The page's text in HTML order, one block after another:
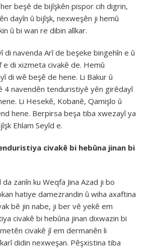
beşê de bijîşkên pispor cih digrin,
dayîn û bijîşk, nexweşên ji hemû
û bi wan re dibin alîkar.
di navenda Arî de beşeke bingehîn e û
di xizmeta civakê de. Hemû
di wê beşê de hene. Li Bakur û
4 navendên tenduristiyê yên girêdayî
Li Hesekê, Kobanê, Qamişlo û
hene. Berpirsa beşa tiba xwezayî ya
Ehlam Seyîd e.
civakê bi hebûna jinan bi
da zanîn ku Weqfa Jina Azad ji bo
hatiye damezrandin û wiha axaftina
bê jin nabe, ji ber vê yekê em
civakê bi hebûna jinan dixwazin bi
civakê jî em dermanên li
didin nexweşan. Pêşxistina tiba